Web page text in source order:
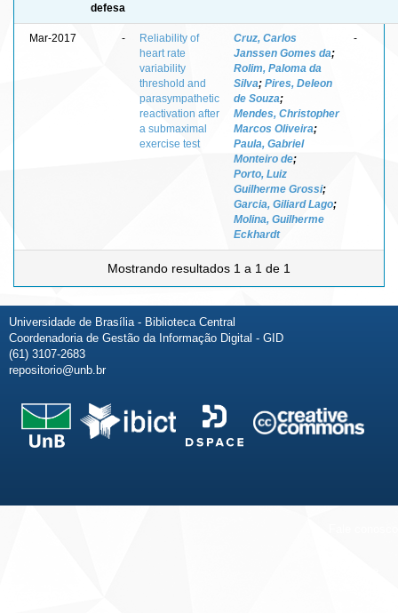
defesa
Mar-2017 -
Reliability of
heart rate
variability
threshold and
parasympathetic
reactivation after
a submaximal
exercise test
Cruz, Carlos
Janssen Gomes da;
Rolim, Paloma da
Silva; Pires, Deleon
de Souza;
Mendes, Christopher
Marcos Oliveira;
Paula, Gabriel
Monteiro de;
Porto, Luiz
Guilherme Grossi;
Garcia, Giliard Lago;
Molina, Guilherme
Eckhardt
-
Mostrando resultados 1 a 1 de 1
Universidade de Brasília - Biblioteca Central
Coordenadoria de Gestão da Informação Digital - GID
(61) 3107-2683
repositorio@unb.br